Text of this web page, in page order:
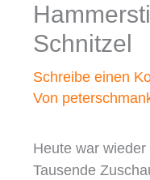
Schnitzel
Schreibe einen
Von
Heute war
Tausende